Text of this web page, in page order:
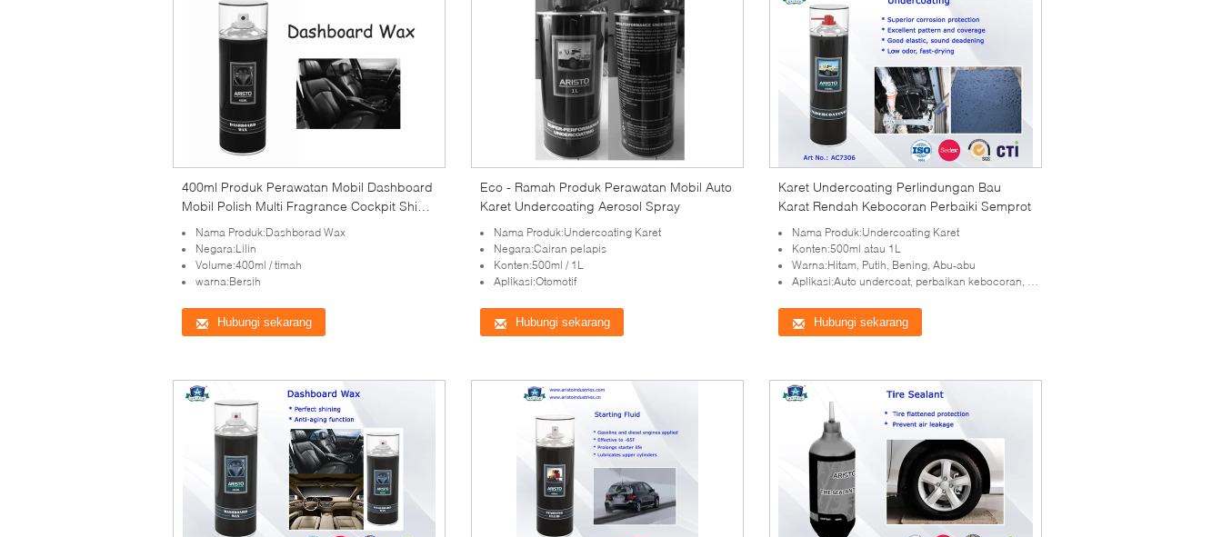
400ml Produk Perawatan Mobil Dashboard
Mobil Polish Multi Fragrance Cockpit Shine
Spray
Nama Produk:Dashborad Wax
Negara:Lilin
Volume:400ml / timah
warna:Bersih
Hubungi sekarang
Eco - Ramah Produk Perawatan Mobil Auto
Karet Undercoating Aerosol Spray
Nama Produk:Undercoating Karet
Negara:Cairan pelapis
Konten:500ml / 1L
Aplikasi:Otomotif
Hubungi sekarang
Karet Undercoating Perlindungan Bau
Karat Rendah Kebocoran Perbaiki Semprot
Nama Produk:Undercoating Karet
Konten:500ml atau 1L
Warna:Hitam, Putih, Bening, Abu-abu
Aplikasi:Auto undercoat, perbaikan kebocoran, perlindungan korosi
Hubungi sekarang